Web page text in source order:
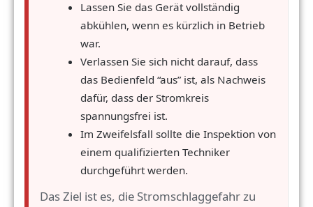
Lassen Sie das Gerät vollständig
abkühlen, wenn es kürzlich in Betrieb
war.
Verlassen Sie sich nicht darauf, dass
das Bedienfeld “aus” ist, als Nachweis
dafür, dass der Stromkreis
spannungsfrei ist.
Im Zweifelsfall sollte die Inspektion von
einem qualifizierten Techniker
durchgeführt werden.
Das Ziel ist es, die Stromschlaggefahr zu